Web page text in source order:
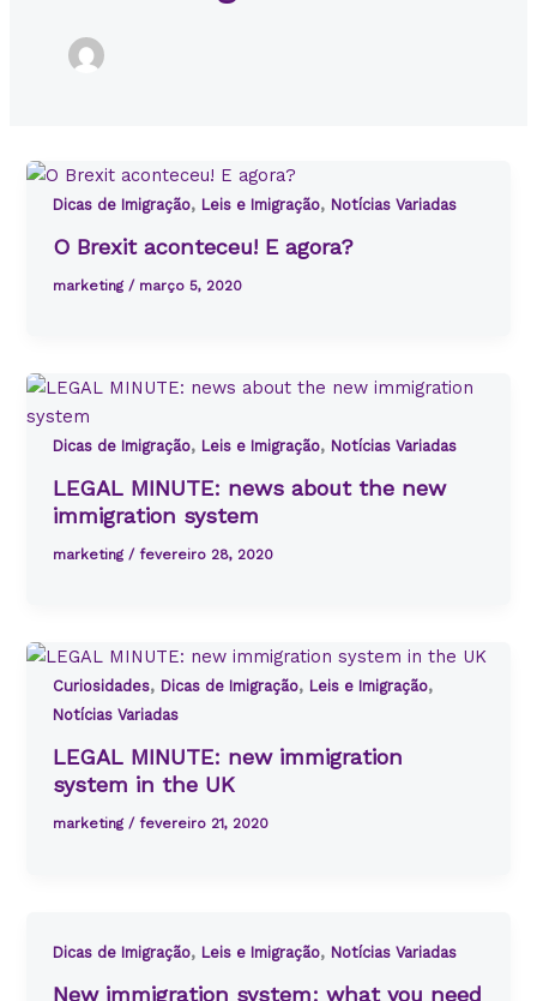
Dicas de Imigração, Leis e Imigração, Notícias Variadas
O Brexit aconteceu! E agora?
marketing / março 5, 2020
Dicas de Imigração, Leis e Imigração, Notícias Variadas
LEGAL MINUTE: news about the new
immigration system
marketing /fevereiro 28, 2020
Curiosidades, Dicas de Imigração, Leis e Imigração,
Notícias Variadas
LEGAL MINUTE: new immigration
system in the UK
marketing/fevereiro 21, 2020
Dicas de Imigração, Leis e Imigração, Notícias Variadas
New immigration system: what you need